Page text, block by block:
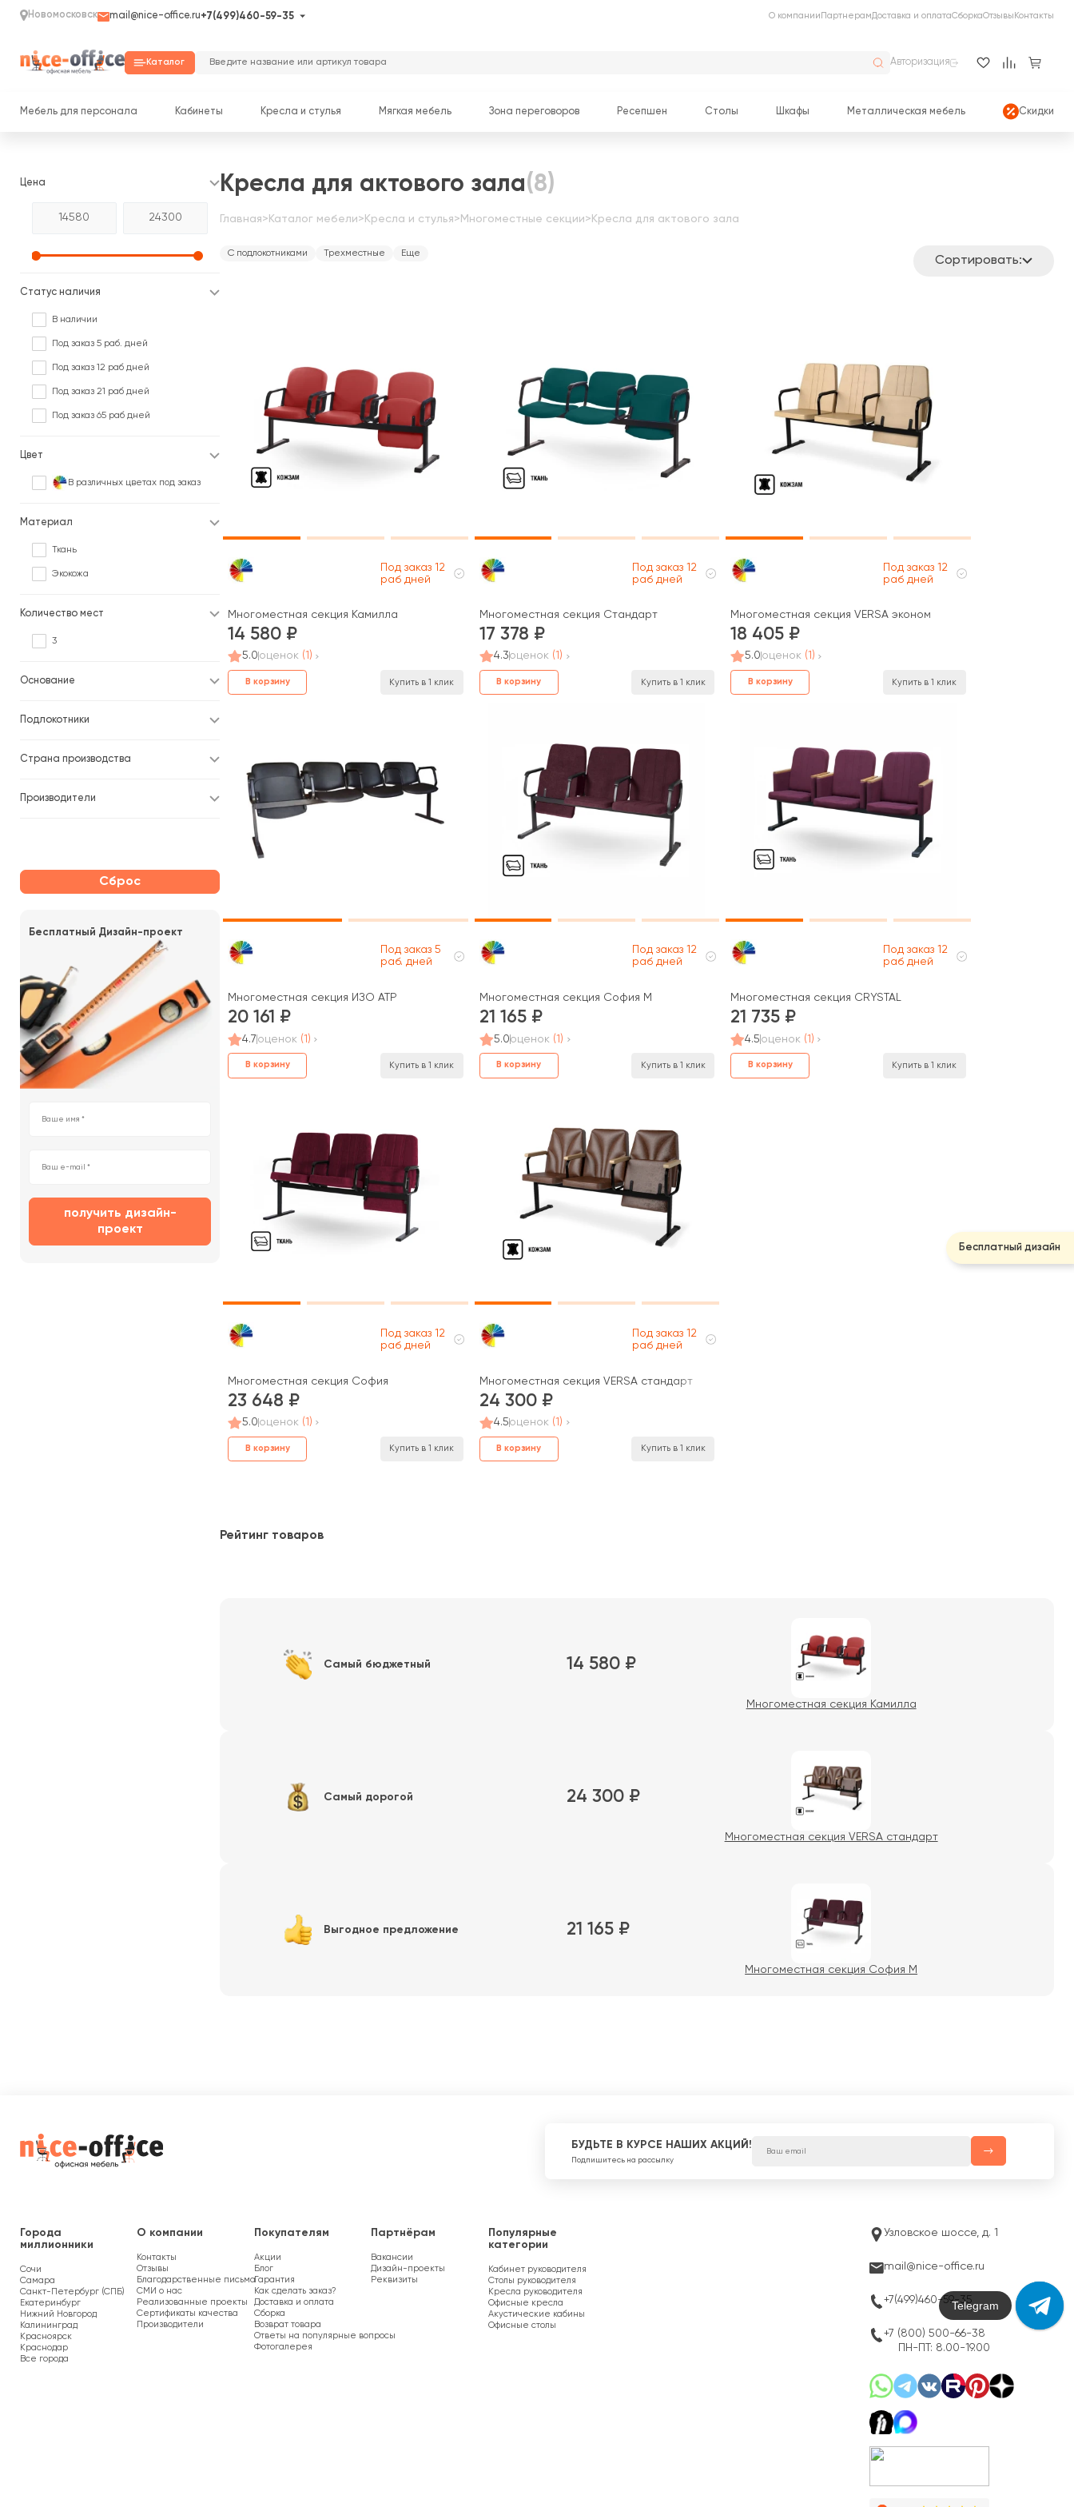
Новомосковск mail@nice-office.ru+7(499)460-59-35 О компании ПартнерамДоставка и оплатаСборкаОтзывы Контакты
Каталог Авторизация
Мебель для персонала Кабинеты Кресла и стулья Мягкая мебель Зона переговоров Ресепшен Столы Шкафы Металлическая мебель Скидки
Цена
Статус наличия
В наличии
Под заказ 5 раб. дней
Под заказ 12 раб дней
Под заказ 21 раб дней
Под заказ 65 раб дней
Цвет
В различных цветах под заказ
Материал
Ткань
Экокожа
Количество мест
3
Основание
Подлокотники
Страна производства
Производители
Сброс
Бесплатный Дизайн-проект
получить дизайн-
проект
Кресла для актового зала(8)
Главная> Каталог мебели> Кресла и стулья> Многоместные секции> Кресла для актового зала
С подлокотниками Трехместные Еще
Сортировать:
Под заказ 12
раб дней
Многоместная секция Камилла
14 580
5.0 оценок (1)
В корзину Купить в 1 клик
Под заказ 12
раб дней
Многоместная секция Стандарт
17 378
4.3оценок (1)
В корзину Купить в 1 клик
Под заказ 12
раб дней
Многоместная секция VERSA эконом
18 405
5.0 оценок (1)
В корзину Купить в 1 клик
Под заказ 5
раб. дней
Многоместная секция ИЗО АТР
20 161
4.7 оценок (1)
В корзину Купить в 1 клик
Под заказ 12
раб дней
Многоместная секция София М
21 165
5.0оценок (1)
В корзину Купить в 1 клик
Под заказ 12
раб дней
Многоместная секция CRYSTAL
21 735
4.5 оценок (1)
В корзину Купить в 1 клик
Под заказ 12
раб дней
Многоместная секция София
23 648
5.0оценок (1)
В корзину Купить в 1 клик
Под заказ 12
раб дней
Многоместная секция VERSA стандарт
24 300
4.5оценок (1)
В корзину Купить в 1 клик
Рейтинг товаров
Самый бюджетный 14 580 ₽
Многоместная секция Камилла
Самый дорогой 24 300 ₽
Многоместная секция VERSA стандарт
Выгодное предложение 21 165 ₽
Многоместная секция София М
БУДЬТЕ В КУРСЕ НАШИХ АКЦИЙ!
Подпишитесь на рассылку
Города
миллионники
Сочи
Самара
Санкт-Петербург (СПБ)
Екатеринбург
Нижний Новгород
Калининград
Красноярск
Краснодар
Все города
О компании
Контакты
Отзывы
Благодарственные письма
СМИ о нас
Реализованные проекты
Сертификаты качества
Производители
Покупателям
Акции
Блог
Гарантия
Как сделать заказ?
Доставка и оплата
Сборка
Возврат товара
Ответы на популярные вопросы
Фотогалерея
Партнёрам
Вакансии
Дизайн-проекты
Реквизиты
Популярные
категории
Кабинет руководителя
Столы руководителя
Кресла руководителя
Офисные кресла
Акустические кабины
Офисные столы
Узловское шоссе, д. 1
mail@nice-office.ru
+7(499)460-59-35
+7 (800) 500-66-38
ПН-ПТ: 8.00-19.00
Бесплатный дизайн
Max